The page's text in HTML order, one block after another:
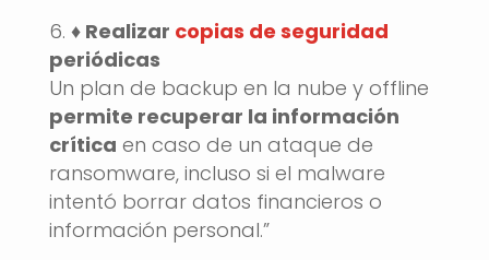
♦️ Realizar copias de seguridad
periódicas
Un plan de backup en la nube y offline
permite recuperar la información
crítica en caso de un ataque de
ransomware, incluso si el malware
intentó borrar datos financieros o
información personal.”